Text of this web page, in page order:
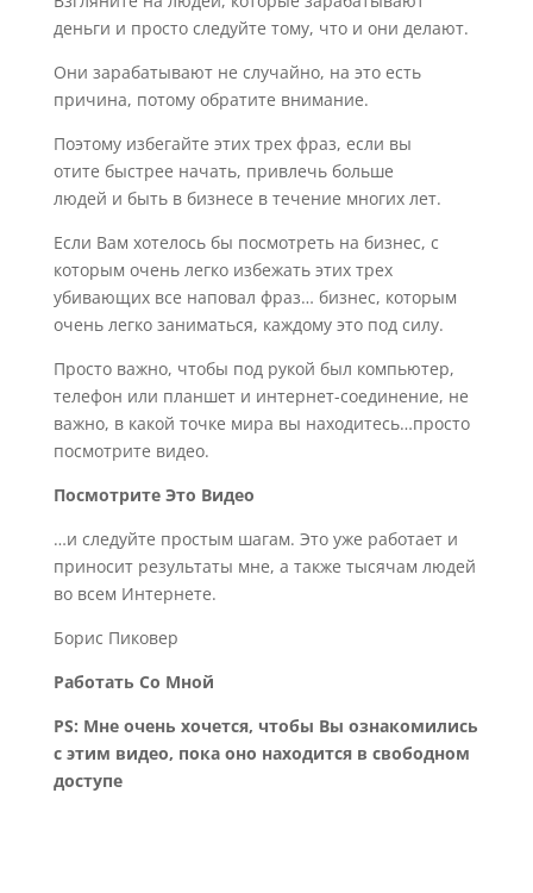
деньги и просто следуйте тому, что и они делают.
Они зарабатывают не случайно, на это есть
причина, потому обратите внимание.
Поэтому избегайте этих трех фраз, если вы
отите быстрее начать, привлечь больше
людей и быть в бизнесе в течение многих лет.
Если Вам хотелось бы посмотреть на бизнес, с
которым очень легко избежать этих трех
убивающих все наповал фраз… бизнес, которым
очень легко заниматься, каждому это под силу.
Просто важно, чтобы под рукой был компьютер,
телефон или планшет и интернет-соединение, не
важно, в какой точке мира вы находитесь…просто
посмотрите видео.
Посмотрите Это Видео
…и следуйте простым шагам. Это уже работает и
приносит результаты мне, а также тысячам людей
во всем Интернете.
Борис Пиковер
Работать Со Мной
PS: Мне очень хочется, чтобы Вы ознакомились
с этим видео, пока оно находится в свободном
доступе